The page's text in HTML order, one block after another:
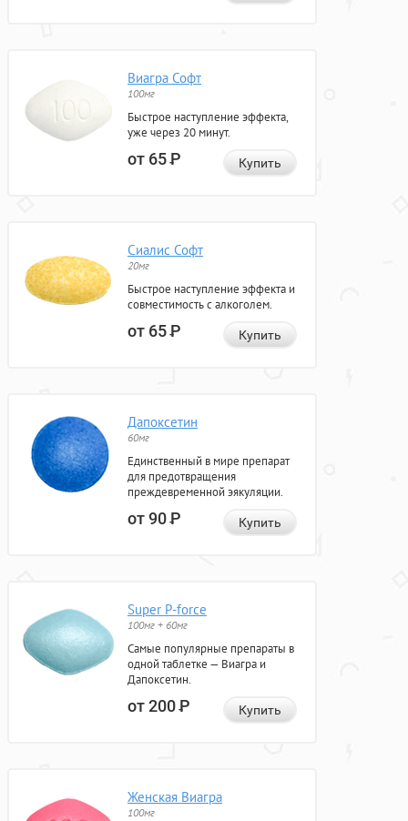
Виагра Софт
100мг
Быстрое наступление эффекта,
уже через 20 минут.
от 65Р Купить
Сиалис Софт
20мг
Быстрое наступление эффекта и
совместимость с алкоголем.
от 65Р Купить
Дапоксетин
60мг
Единственный в мире препарат
для предотвращения
преждевременной эякуляции.
от 90Р Купить
Super P-force
100мг + 60мг
Самые популярные препараты в
одной таблетке — Виагра и
Дапоксетин.
от 200Р Купить
Женская Виагра
100мг